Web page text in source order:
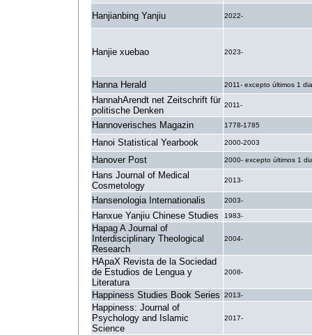
Hanjianbing Yanjiu 2022-
Hanjie xuebao 2023-
Hanna Herald 2011- excepto últimos 1
HannahArendt net Zeitschrift für
politische Denken
2011-
Hannoverisches Magazin 1778-1785
Hanoi Statistical Yearbook 2000-2003
Hanover Post 2000- excepto últimos 1
Hans Journal of Medical
Cosmetology
2013-
Hansenologia Internationalis 2003-
Hanxue Yanjiu Chinese Studies 1983-
Hapag A Journal of
Interdisciplinary Theological
Research
2004-
HApaX Revista de la Sociedad
de Estudios de Lengua y
Literatura
2008-
Happiness Studies Book Series 2013-
Happiness: Journal of
Psychology and Islamic
Science
2017-